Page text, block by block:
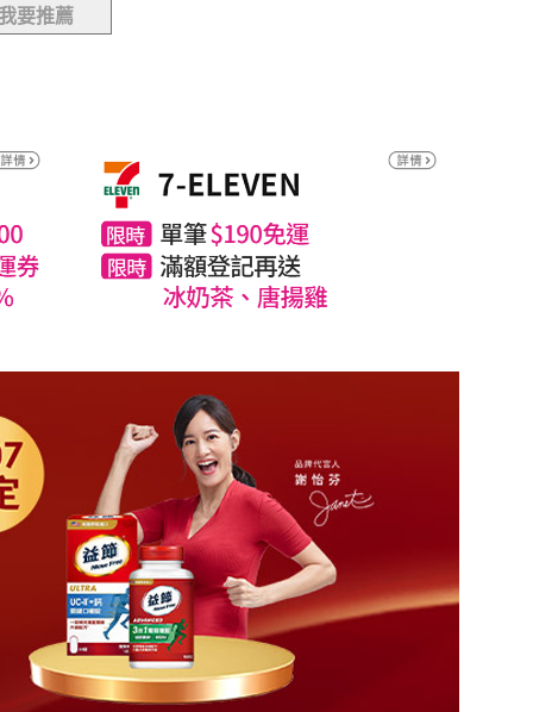
要推薦